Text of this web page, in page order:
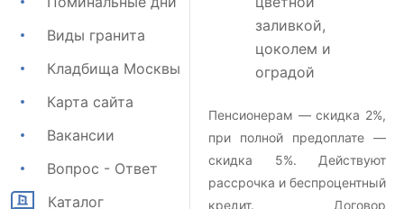
Виды гранита
Кладбища Москвы
Карта сайта
Вакансии
Вопрос - Ответ
Каталог
заливкой,
цоколем и
оградой
Пенсионерам — скидка 2%,
при полной предоплате —
скидка 5%. Действуют
рассрочка и беспроцентный
кредит. Договор